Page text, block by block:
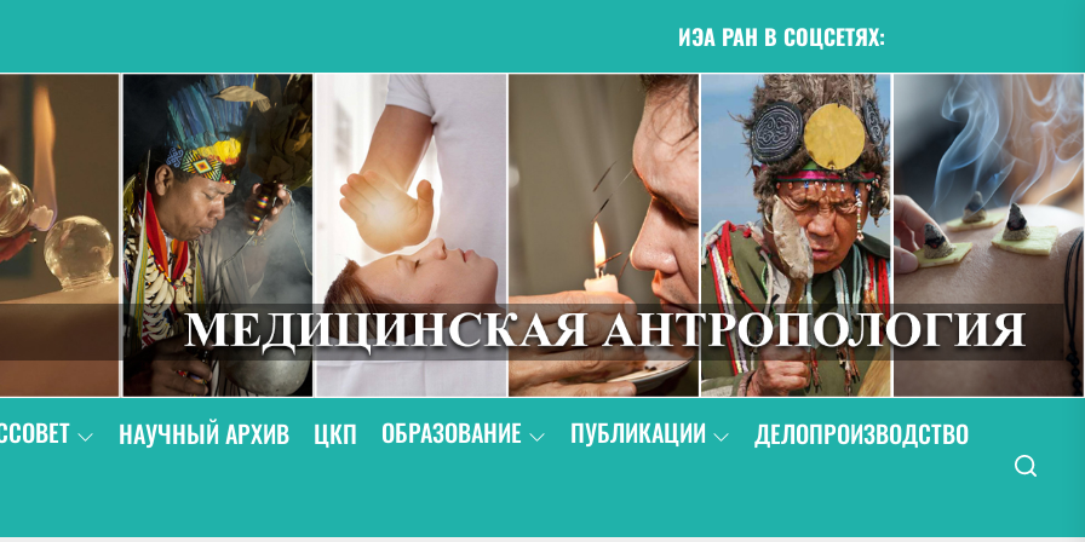
ИЭА РАН В СОЦСЕТЯХ:
НАУЧНЫЙ АРХИВ ЦКП ОБРАЗОВАНИЕ ПУБЛИКАЦИИ
ДЕЛОПРОИЗВОДСТВО